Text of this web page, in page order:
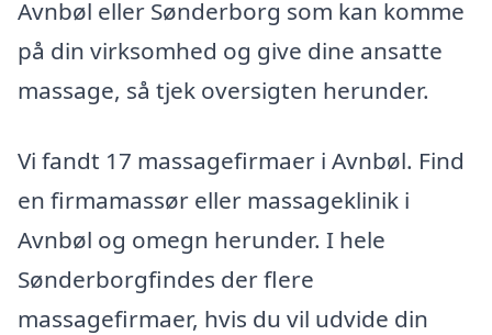
Avnbøl eller Sønderborg som kan komme
på din virksomhed og give dine ansatte
massage, så tjek oversigten herunder.
Vi fandt 17 massagefirmaer i Avnbøl. Find
en firmamassør eller massageklinik i
Avnbøl og omegn herunder. I hele
Sønderborgfindes der flere
massagefirmaer, hvis du vil udvide din